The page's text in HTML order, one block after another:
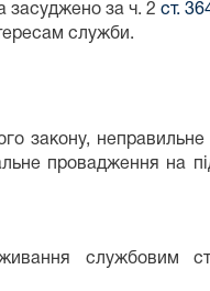
засуджено за ч. 2 ст.
служби.
закону,
провадження на
службовим